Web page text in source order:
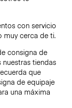
con servicio
muy cerca de ti.
consigna de
tiendas
que
de equipaje
una máxima